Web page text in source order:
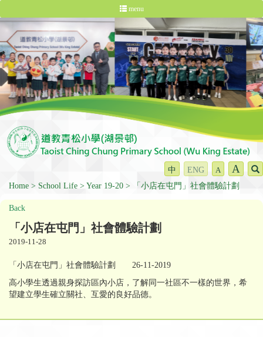
menu
中 ENG A A
Home School Life Year 19-20 「小店在屯門」社會體驗計劃
Back
「小店在屯門」社會體驗計劃
2019-11-28
「小店在屯門」社會體驗計劃 26-11-2019
高小學生透過親身探訪區內小店，了解同一社區不一樣的世界，希
望建立學生確立關社、互愛的良好品德。